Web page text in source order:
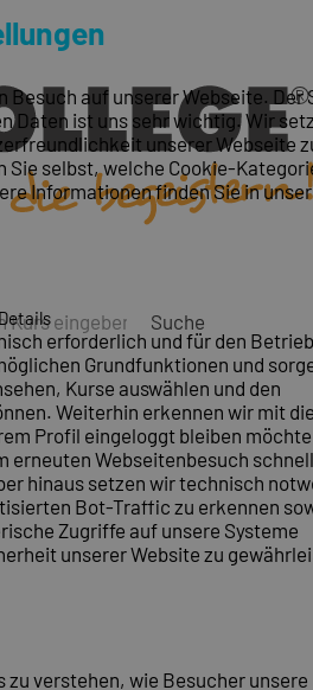
Suche
Besuch auf unserer Webseite. Der
Daten ist uns sehr wichtig. Wir
unserer Webseite
Sie selbst, welche Cookie-
Informationen finden Sie in
erforderlich und für den
Grundfunktionen und
Kurse auswählen und den
Weiterhin erkennen wir mit
Profil eingeloggt bleiben
erneuten Webseitenbesuch
hinaus setzen wir technisch
Bot-Traffic zu erkennen
Zugriffe auf unsere Systeme
unserer Website zu
zu verstehen, wie Besucher unsere